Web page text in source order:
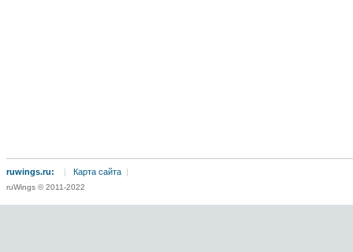
ruwings.ru: | Карта сайта |
ruWings © 2011-2022